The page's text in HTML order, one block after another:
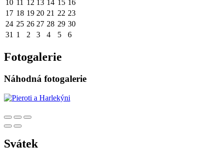
10 11 12 13 14 15 16
17 18 19 20 21 22 23
24 25 26 27 28 29 30
31 1 2 3 4 5 6
Fotogalerie
Náhodná fotogalerie
Svátek